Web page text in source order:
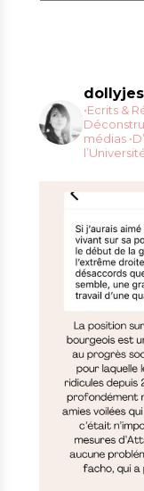
•Ecrits &
médias